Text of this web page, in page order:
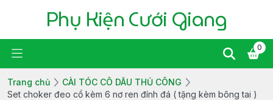
Phụ Kiện Cưới Giang
0
Trang chủ
CÀI TÓC CÔ DÂU THỦ CÔNG
Set choker đeo cổ kèm 6 nơ ren đính đá ( tặng kèm bông tai )